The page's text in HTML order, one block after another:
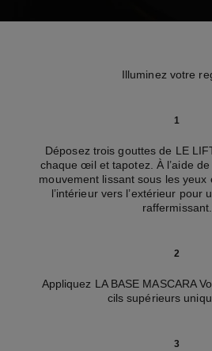
Illuminez votre
1
Déposez trois gouttes de LE
chaque œil et tapotez. À l’aide de
mouvement lissant sous les yeux
l’intérieur vers l’extérieur pour
raffermissant.
2
Appliquez LA BASE MASCARA
cils supérieurs
3